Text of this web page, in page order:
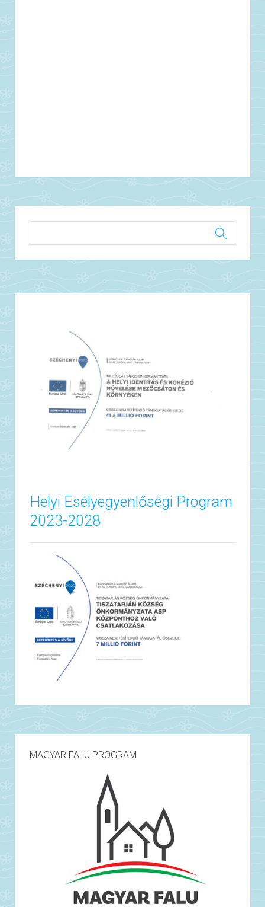
Helyi Esélyegyenlőségi Program
2023-2028
MAGYAR FALU PROGRAM